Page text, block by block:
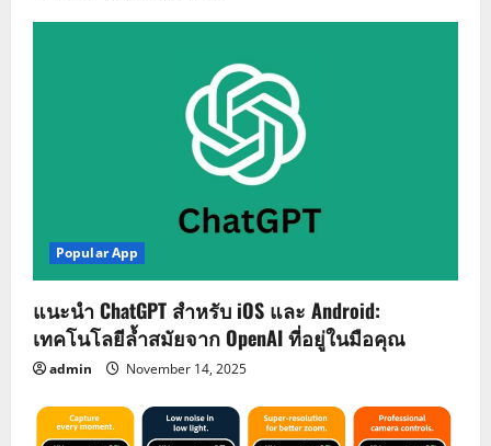
Popular App
แนะนำ ChatGPT สำหรับ iOS และ Android:
เทคโนโลยีล้ำสมัยจาก OpenAI ที่อยู่ในมือคุณ
admin November 14, 2025